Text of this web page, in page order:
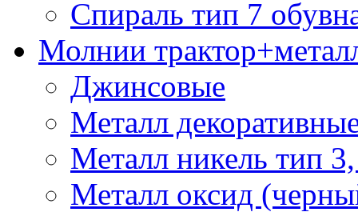
Спираль тип 7
Молнии
Джинсовые
Металл
Металл никель тип
Металл оксид